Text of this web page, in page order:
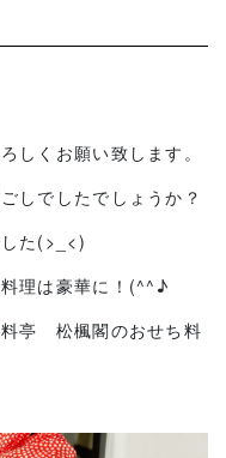
しくお願い致します。
しでしたでしょうか？
た(>_<)
理は豪華に！(^^♪
亭 松楓閣のおせち料